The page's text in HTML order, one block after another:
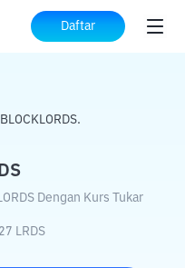
Daftar
ke LRDS
Dengan Kurs Tukar
LRDS